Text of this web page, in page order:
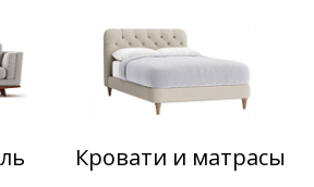
Кровати и матрасы